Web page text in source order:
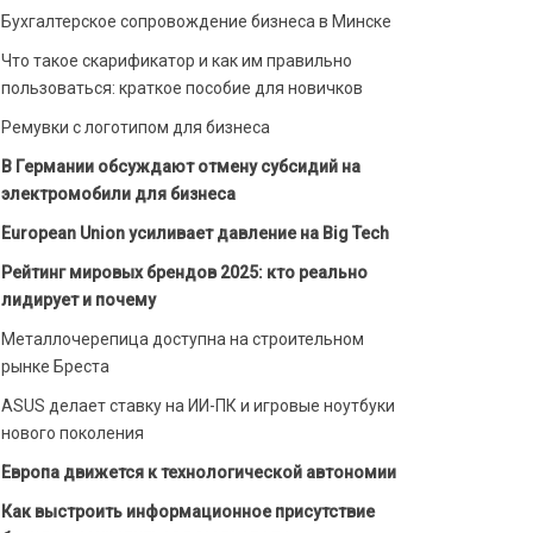
Бухгалтерское сопровождение бизнеса в Минске
Что такое скарификатор и как им правильно
пользоваться: краткое пособие для новичков
Ремувки с логотипом для бизнеса
В Германии обсуждают отмену субсидий на
электромобили для бизнеса
European Union усиливает давление на Big Tech
Рейтинг мировых брендов 2025: кто реально
лидирует и почему
Металлочерепица доступна на строительном
рынке Бреста
ASUS делает ставку на ИИ-ПК и игровые ноутбуки
нового поколения
Европа движется к технологической автономии
Как выстроить информационное присутствие